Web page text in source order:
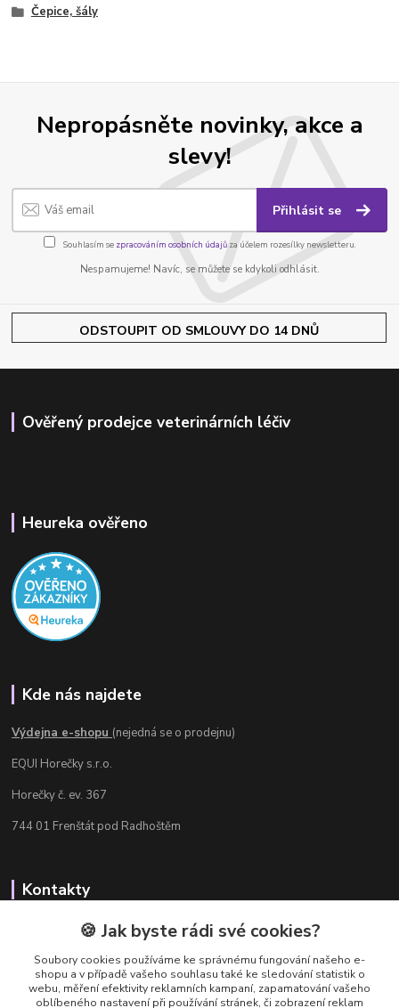
Čepice, šály
Nepropásněte novinky, akce a
slevy!
Přihlásit se
Souhlasím se zpracováním osobních údajůza účelem rozesílky newsletteru.
Nespamujeme! Navíc, se můžete se kdykoli odhlásit.
ODSTOUPIT OD SMLOUVY DO 14 DNŮ
Ověřený prodejce veterinárních léčiv
Heureka ověřeno
Kde nás najdete
Výdejna e-shopu (nejedná se o prodejnu)
EQUI Horečky s.r.o.
Horečky č. ev. 367
744 01 Frenštát pod Radhoštěm
Kontakty
Radka Chamrádová
+420 737 484 708
Výdejna e-shopu: Po-Ne, 8-20 hod.
info@equi-horecky.cz
🍪 Jak byste rádi své cookies?
Soubory cookies používáme ke správnému fungování našeho e-
shopu a v případě vašeho souhlasu také ke sledování statistik o
webu, měření efektivity reklamních kampaní, zapamatování vašeho
oblíbeného nastavení při používání stránek, či zobrazení reklam